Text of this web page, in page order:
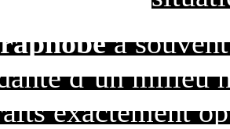
a
d’un milieu
exactement